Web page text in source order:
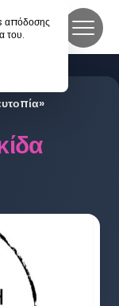
απόδοσης
του.